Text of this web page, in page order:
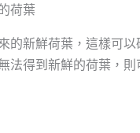
荷葉
的新鮮荷葉，這樣可以
法得到新鮮的荷葉，